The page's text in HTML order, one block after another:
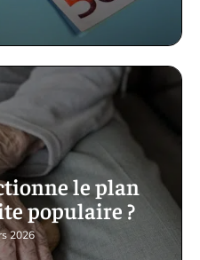
le plan
populaire ?
2026